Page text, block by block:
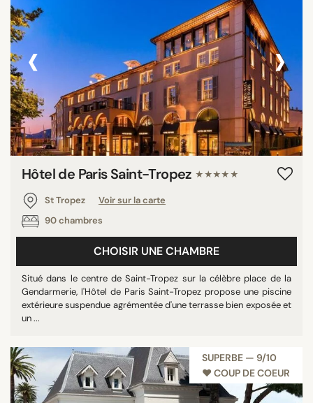
‹ ›
Hôtel de Paris Saint-Tropez ★★★★★
St Tropez
Voir sur la carte
90 chambres
CHOISIR UNE CHAMBRE
Situé dans le centre de Saint-Tropez sur la célèbre place de la
Gendarmerie, l'Hôtel de Paris Saint-Tropez propose une piscine
extérieure suspendue agrémentée d'une terrasse bien exposée et
un ...
SUPERBE — 9/10
♥︎ COUP DE COEUR